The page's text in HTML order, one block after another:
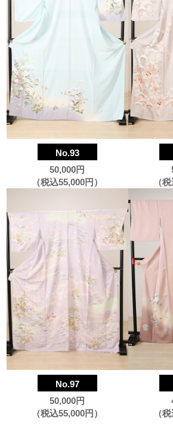
No.93
50,000円
（税込55,000円）
（
No.97
50,000円
（税込55,000円）
（